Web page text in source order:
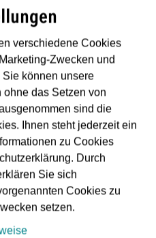
zwischen Gravensteiner-
ihrem Linienweg unterwegs.
weiter über Bornheim Mitte
Buslinie 30 sowie die
in der Zeit nur
werden die Bushaltestellen
in Fahrtrichtung
Bahnhof, um wenige Meter
Bei den Nachtbuslinien N4,
Dom/Römer in Richtung
um einige
N11 in Richtung
verschiedene Cookies
Zwecken und
können unsere
das Setzen von
sind die
Ihnen steht jederzeit ein
zu Cookies
Durch
Sie sich
Cookies zu
setzen.